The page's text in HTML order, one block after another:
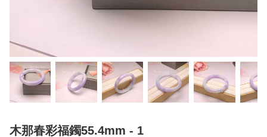
木那春彩福鐲55.4mm - 1